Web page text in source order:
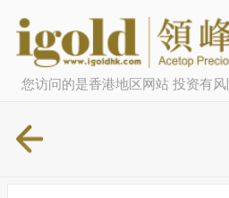
您访问的是香港地区网站 投资有